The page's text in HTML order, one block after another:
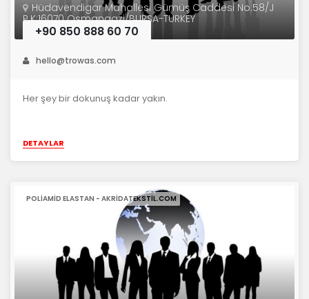
Hüdavendigar Mahallesi Gümüş Caddesi No:58/J
P.K:16070 Osmangazi/BURSA-TURKEY
+90 850 888 60 70
hello@trowas.com
Her şey bir dokunuş kadar yakın.
DETAYLAR
POLIAMID ELASTAN - AKRIDATEKSTIL.COM